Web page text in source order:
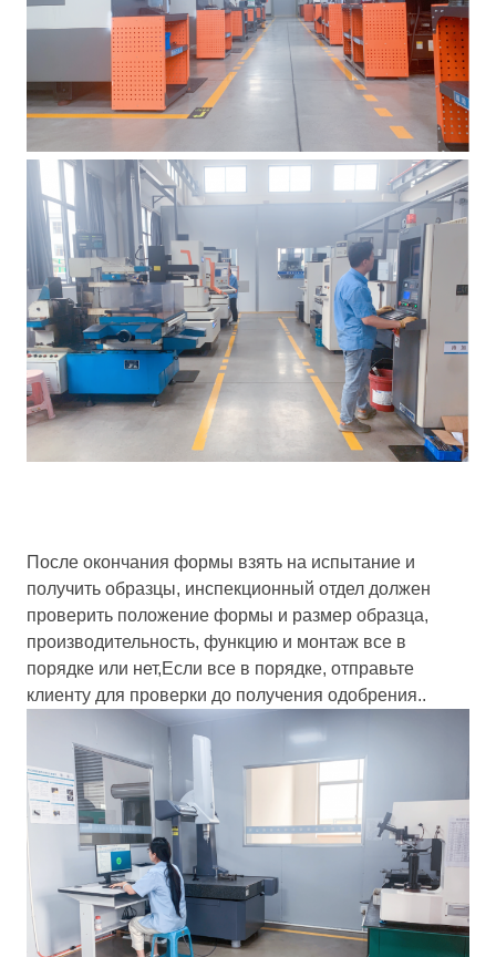
После окончания формы взять на испытание и
получить образцы, инспекционный отдел должен
проверить положение формы и размер образца,
производительность, функцию и монтаж все в
порядке или нет,Если все в порядке, отправьте
клиенту для проверки до получения одобрения..